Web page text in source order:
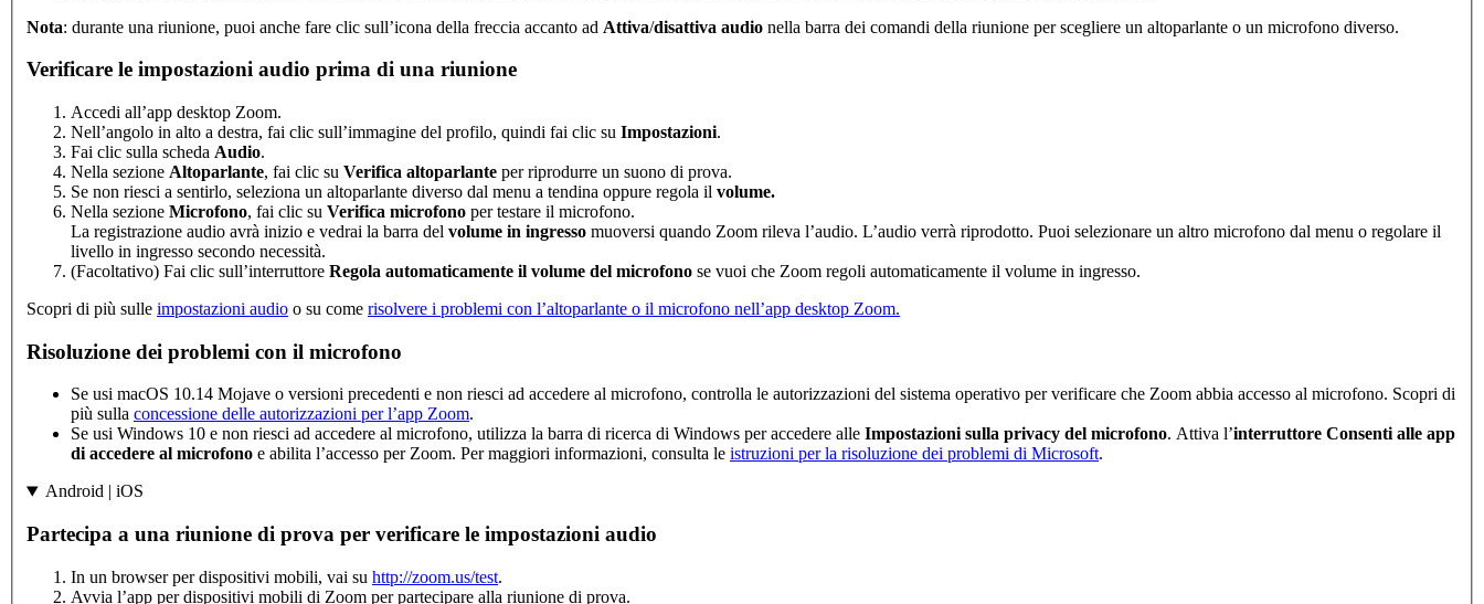
Nota: durante una riunione, puoi anche fare clic sull’icona della freccia accanto ad Attiva/disattiva audio nella barra dei comandi della riunione per scegliere un altoparlante o un microfono diverso.
Verificare le impostazioni audio prima di una riunione
Accedi all’app desktop Zoom.
Nell’angolo in alto a destra, fai clic sull’immagine del profilo, quindi fai clic su Impostazioni.
Fai clic sulla scheda Audio.
Nella sezione Altoparlante, fai clic su Verifica altoparlante per riprodurre un suono di prova.
Se non riesci a sentirlo, seleziona un altoparlante diverso dal menu a tendina oppure regola il volume.
Nella sezione Microfono, fai clic su Verifica microfono per testare il microfono.
La registrazione audio avrà inizio e vedrai la barra del volume in ingresso muoversi quando Zoom rileva l’audio. L’audio verrà riprodotto. Puoi selezionare un altro microfono dal menu o regolare il
livello in ingresso secondo necessità.
(Facoltativo) Fai clic sull’interruttore Regola automaticamente il volume del microfono se vuoi che Zoom regoli automaticamente il volume in ingresso.
Scopri di più sulle impostazioni audio o su come risolvere i problemi con l’altoparlante o il microfono nell’app desktop Zoom.
Risoluzione dei problemi con il microfono
Se usi macOS 10.14 Mojave o versioni precedenti e non riesci ad accedere al microfono, controlla le autorizzazioni del sistema operativo per verificare che Zoom abbia accesso al microfono. Scopri di
più sulla concessione delle autorizzazioni per l’app Zoom.
Se usi Windows 10 e non riesci ad accedere al microfono, utilizza la barra di ricerca di Windows per accedere alle Impostazioni sulla privacy del microfono. Attiva l’interruttore Consenti alle app
di accedere al microfono e abilita l’accesso per Zoom. Per maggiori informazioni, consulta le istruzioni per la risoluzione dei problemi di Microsoft.
Android | iOS
Partecipa a una riunione di prova per verificare le impostazioni audio
In un browser per dispositivi mobili, vai su http://zoom.us/test.
Avvia l’app per dispositivi mobili di Zoom per partecipare alla riunione di prova.